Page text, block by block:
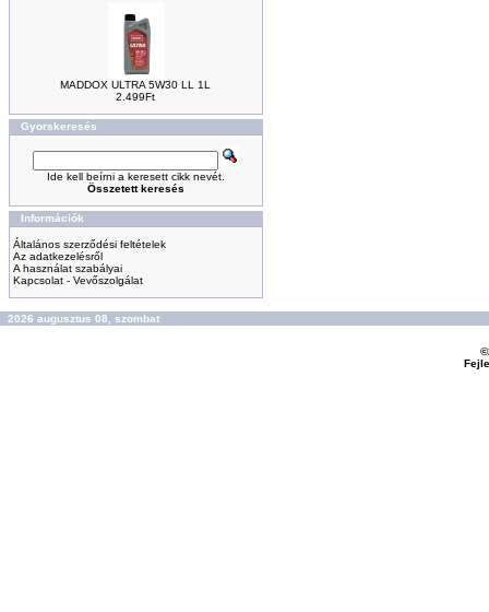
MADDOX ULTRA 5W30 LL 1L
2.499Ft
Gyorskeresés
Ide kell beírni a keresett cikk nevét.
Összetett keresés
Információk
Általános szerződési feltételek
Az adatkezelésről
A használat szabályai
Kapcsolat - Vevőszolgálat
2026 augusztus 08, szombat